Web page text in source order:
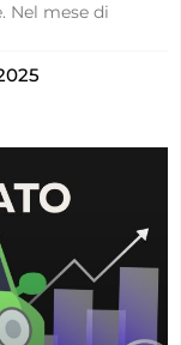
Nel mese di